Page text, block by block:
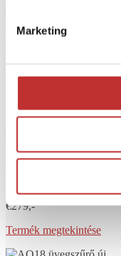
Marketing
Aqualine 5 üveg
Termék megtekintése
Aqualine 12 üveg
€279,-
Termék megtekintése